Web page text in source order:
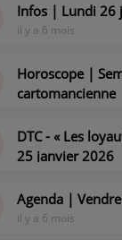
Infos | Lundi 26
il y a 6 mois
Horoscope |
cartomancienne
DTC - « Les
25 janvier 2026
Agenda |
il y a 6 mois